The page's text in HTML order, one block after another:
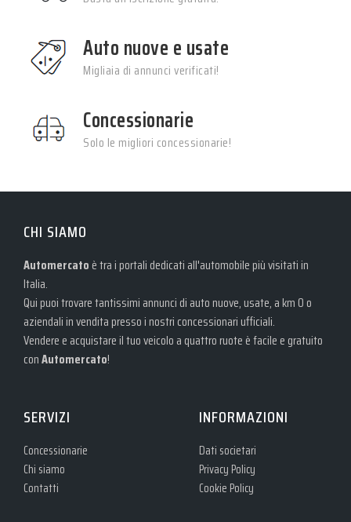
Auto nuove e usate
Migliaia di annunci verificati!
Concessionarie
Solo le migliori concessionarie!
CHI SIAMO
Automercato è tra i portali dedicati all'automobile più visitati in
Italia.
Qui puoi trovare tantissimi annunci di auto nuove, usate, a km 0 o
aziendali in vendita presso i nostri concessionari ufficiali.
Vendere e acquistare il tuo veicolo a quattro ruote è facile e gratuito
conAutomercato!
SERVIZI
Concessionarie
Chi siamo
Contatti
INFORMAZIONI
Dati societari
Privacy Policy
Cookie Policy